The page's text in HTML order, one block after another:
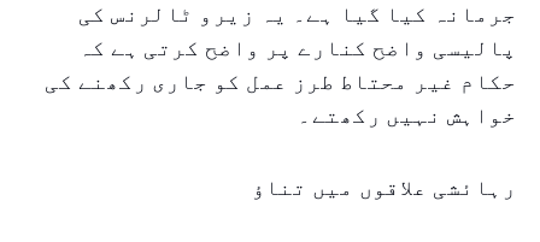
جرمانہ کیا گیا ہے۔ یہ زیرو ٹالرنس کی
پالیسی واضح کنارے پر واضح کرتی ہے کہ
حکام غیر محتاط طرز عمل کو جاری رکھنے کی
خواہش نہیں رکھتے۔
رہائشی علاقوں میں تناؤ